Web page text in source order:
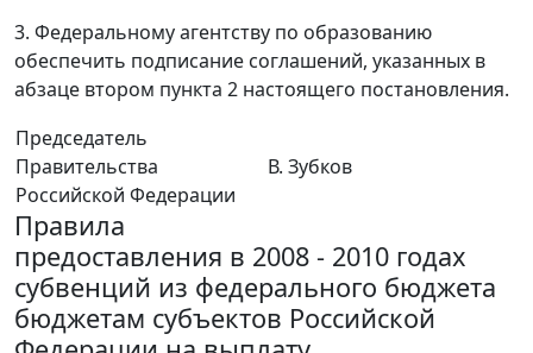
3. Федеральному агентству по образованию
обеспечить подписание соглашений, указанных в
абзаце втором пункта 2 настоящего постановления.
Председатель
Правительства
Российской Федерации
В. Зубков
Правила
предоставления в 2008 - 2010 годах
субвенций из федерального бюджета
бюджетам субъектов Российской